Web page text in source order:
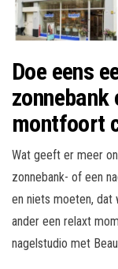
Doe eens
montfoort
Wat geeft er meer
zonnebank- of een
en niets moeten,
ander een relaxt
nagelstudio met